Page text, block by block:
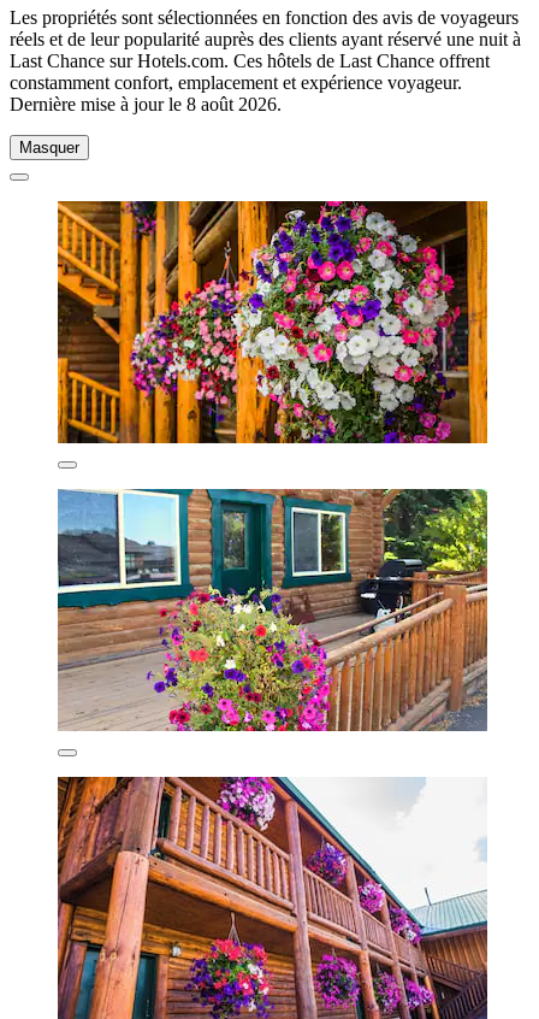
Les propriétés sont sélectionnées en fonction des avis de voyageurs
réels et de leur popularité auprès des clients ayant réservé une nuit à
Last Chance sur Hotels.com. Ces hôtels de Last Chance offrent
constamment confort, emplacement et expérience voyageur.
Dernière mise à jour le 8 août 2026.
Masquer